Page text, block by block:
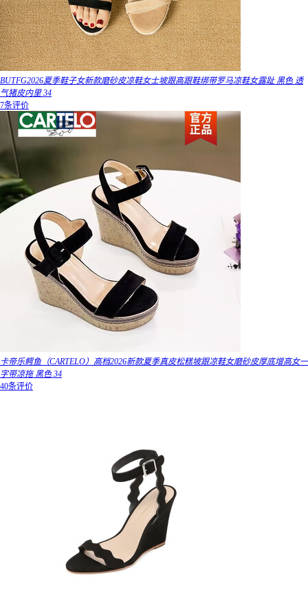
BUTFG2026夏季鞋子女新款磨砂皮凉鞋女士坡跟高跟鞋绑带罗马凉鞋女露趾 黑色 透
气猪皮内里 34
7条评价
卡帝乐鳄鱼（CARTELO）高档2026新款夏季真皮松糕坡跟凉鞋女磨砂皮厚底增高女一
字带凉拖 黑色 34
40条评价